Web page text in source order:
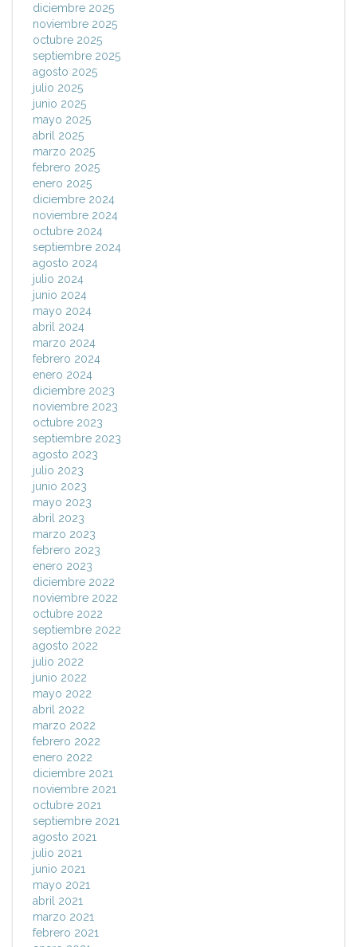
diciembre 2025
noviembre 2025
octubre 2025
septiembre 2025
agosto 2025
julio 2025
junio 2025
mayo 2025
abril 2025
marzo 2025
febrero 2025
enero 2025
diciembre 2024
noviembre 2024
octubre 2024
septiembre 2024
agosto 2024
julio 2024
junio 2024
mayo 2024
abril 2024
marzo 2024
febrero 2024
enero 2024
diciembre 2023
noviembre 2023
octubre 2023
septiembre 2023
agosto 2023
julio 2023
junio 2023
mayo 2023
abril 2023
marzo 2023
febrero 2023
enero 2023
diciembre 2022
noviembre 2022
octubre 2022
septiembre 2022
agosto 2022
julio 2022
junio 2022
mayo 2022
abril 2022
marzo 2022
febrero 2022
enero 2022
diciembre 2021
noviembre 2021
octubre 2021
septiembre 2021
agosto 2021
julio 2021
junio 2021
mayo 2021
abril 2021
marzo 2021
febrero 2021